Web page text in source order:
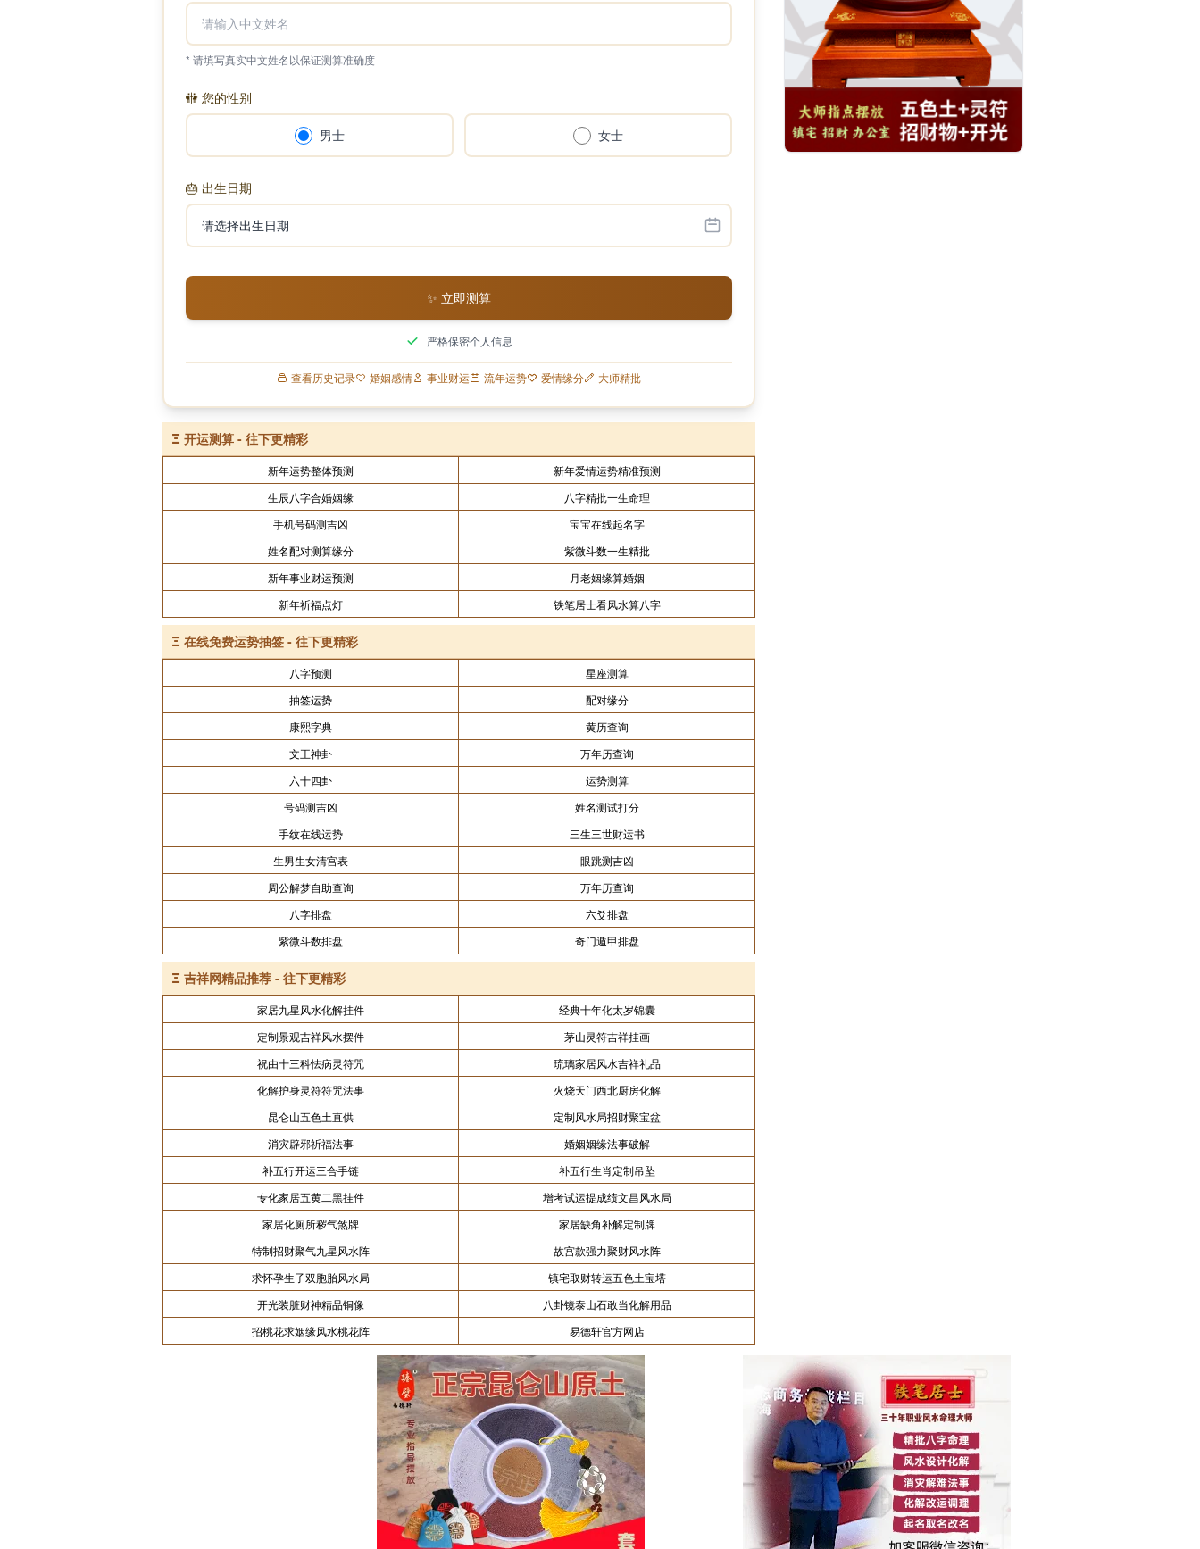
* 请填写真实中文姓名以保证测算准确度
🚻 您的性别
男士 女士
🎂 出生日期
✨ 立即测算
严格保密个人信息
查看历史记录 婚姻感情 事业财运 流年运势 爱情缘分 大师精批
Ξ 开运测算 - 往下更精彩
新年运势整体预测
新年爱情运势精准预测
生辰八字合婚姻缘
八字精批一生命理
手机号码测吉凶
宝宝在线起名字
姓名配对测算缘分
紫微斗数一生精批
新年事业财运预测
月老姻缘算婚姻
新年祈福点灯
铁笔居士看风水算八字
Ξ 在线免费运势抽签 - 往下更精彩
八字预测
星座测算
抽签运势
配对缘分
康熙字典
黄历查询
文王神卦
万年历查询
六十四卦
运势测算
号码测吉凶
姓名测试打分
手纹在线运势
三生三世财运书
生男生女清宫表
眼跳测吉凶
周公解梦自助查询
万年历查询
八字排盘
六爻排盘
紫微斗数排盘
奇门遁甲排盘
Ξ 吉祥网精品推荐 - 往下更精彩
家居九星风水化解挂件
经典十年化太岁锦囊
定制景观吉祥风水摆件
茅山灵符吉祥挂画
祝由十三科怯病灵符咒
琉璃家居风水吉祥礼品
化解护身灵符符咒法事
火烧天门西北厨房化解
昆仑山五色土直供
定制风水局招财聚宝盆
消灾辟邪祈福法事
婚姻姻缘法事破解
补五行开运三合手链
补五行生肖定制吊坠
专化家居五黄二黑挂件
增考试运提成绩文昌风水局
家居化厕所秽气煞牌
家居缺角补解定制牌
特制招财聚气九星风水阵
故宫款强力聚财风水阵
求怀孕生子双胞胎风水局
镇宅取财转运五色土宝塔
开光装脏财神精品铜像
八卦镜泰山石敢当化解用品
招桃花求姻缘风水桃花阵
易德轩官方网店